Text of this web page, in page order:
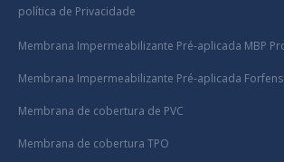
política de Privacidade
Membrana Impermeabilizante Pré-aplicada MBP
Membrana Impermeabilizante Pré-aplicada Forfens
Membrana de cobertura de PVC
Membrana de cobertura TPO